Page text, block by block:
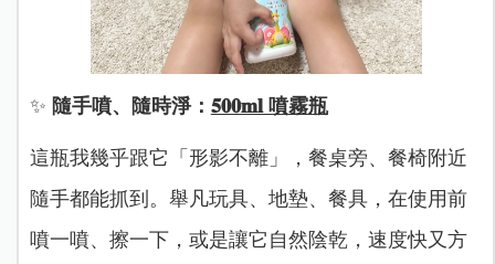
✨ 隨手噴、隨時淨： 𝟓𝟎𝟎𝐦𝐥 噴霧瓶
這瓶我幾乎跟它「形影不離」，餐桌旁、餐椅附近
隨手都能抓到。舉凡玩具、地墊、餐具，在使用前
噴一噴、擦一下，或是讓它自然陰乾，速度快又方